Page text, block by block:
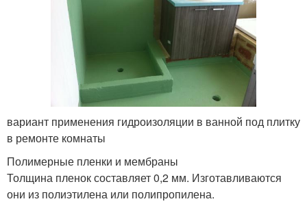
вариант применения гидроизоляции в ванной под плитку
в ремонте комнаты
Полимерные пленки и мембраны
Толщина пленок составляет 0,2 мм. Изготавливаются
они из полиэтилена или полипропилена.